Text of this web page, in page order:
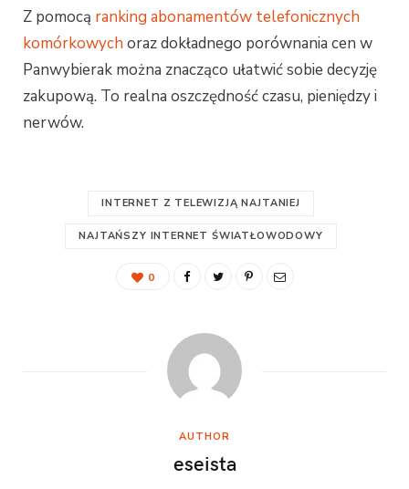
Z pomocą ranking abonamentów telefonicznych
komórkowych oraz dokładnego porównania cen w
Panwybierak można znacząco ułatwić sobie decyzję
zakupową. To realna oszczędność czasu, pieniędzy i
nerwów.
INTERNET Z TELEWIZJĄ NAJTANIEJ
NAJTAŃSZY INTERNET ŚWIATŁOWODOWY
0
AUTHOR
eseista